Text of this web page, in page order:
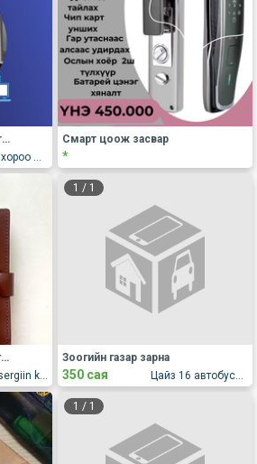
СБД-н 1-р хороо Замын цагдаагийн газрын зүүн талд Санроуд оффис 1 давхарт 101 тоот (Union building-н урд зам дагуу байгаа)
Дуудлагын төвийн оператор /ОЮУТАН БАЙЖ БОЛНО/ Смарт цоож засвар
*
2khoroo tsergiin khotkhon 234toot
Арьсан эдлэл/ Бэлэг дусгал
1 / 1
Цайз 16 автобусны буудал дээр
Зоогийн газар зарна
350 сая
1 / 1